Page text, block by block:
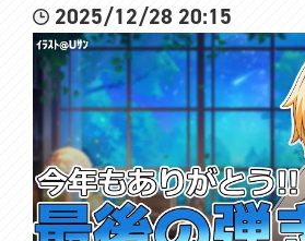
2025/12/28 20:15